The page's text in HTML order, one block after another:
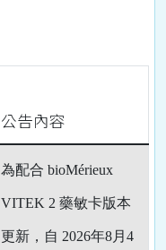
公告內容
為配合 bioMérieux
VITEK 2 藥敏卡版本
更新，自 2026年8月4